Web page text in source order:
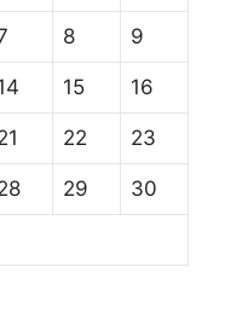
8 9
15 16
22 23
29 30